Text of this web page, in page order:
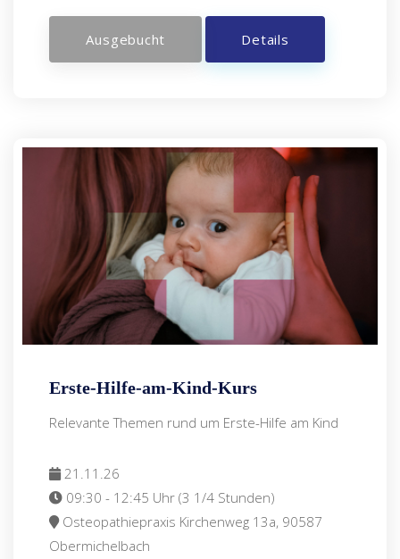
Ausgebucht Details
Erste-Hilfe-am-Kind-Kurs
Relevante Themen rund um Erste-Hilfe am Kind
21.11.26
09:30 - 12:45 Uhr (3 1/4 Stunden)
Osteopathiepraxis Kirchenweg 13a, 90587
Obermichelbach